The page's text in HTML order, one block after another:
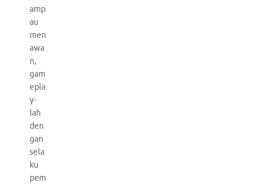
amp
au
men
awa
n,
gam
epla
y-
lah
den
gan
sela
ku
pem